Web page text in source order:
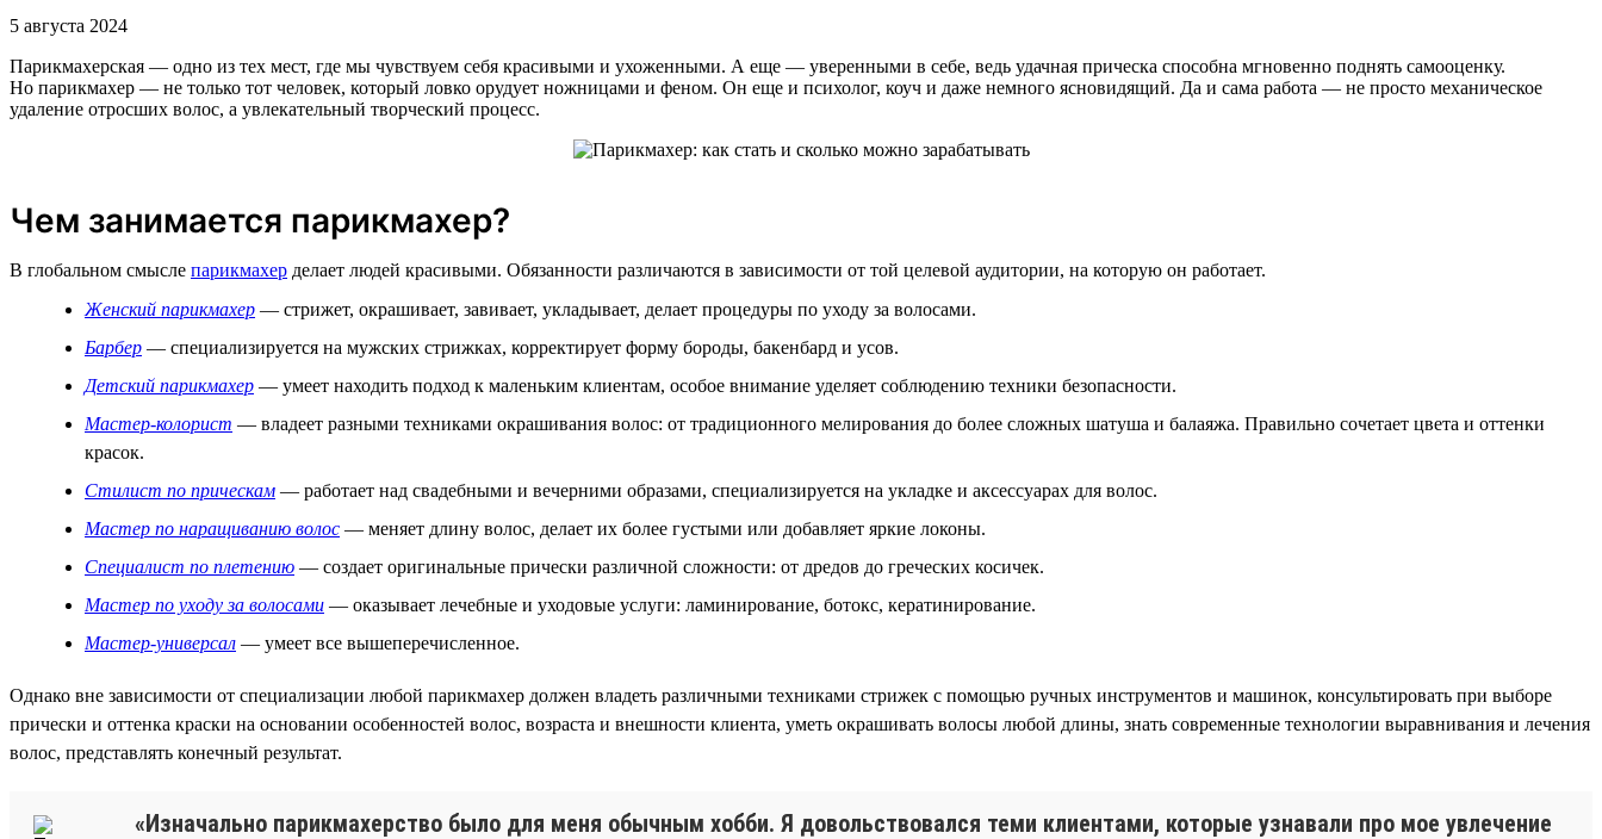
5 августа 2024
Парикмахерская — одно из тех мест, где мы чувствуем себя красивыми и ухоженными. А еще — уверенными в себе, ведь удачная прическа способна мгновенно поднять самооценку.
Но парикмахер — не только тот человек, который ловко орудует ножницами и феном. Он еще и психолог, коуч и даже немного ясновидящий. Да и сама работа — не просто механическое
удаление отросших волос, а увлекательный творческий процесс.
Чем занимается парикмахер?
В глобальном смысле парикмахер делает людей красивыми. Обязанности различаются в зависимости от той целевой аудитории, на которую он работает.
Женский парикмахер — стрижет, окрашивает, завивает, укладывает, делает процедуры по уходу за волосами.
Барбер — специализируется на мужских стрижках, корректирует форму бороды, бакенбард и усов.
Детский парикмахер — умеет находить подход к маленьким клиентам, особое внимание уделяет соблюдению техники безопасности.
Мастер-колорист — владеет разными техниками окрашивания волос: от традиционного мелирования до более сложных шатуша и балаяжа. Правильно сочетает цвета и оттенки
красок.
Стилист по прическам — работает над свадебными и вечерними образами, специализируется на укладке и аксессуарах для волос.
Мастер по наращиванию волос — меняет длину волос, делает их более густыми или добавляет яркие локоны.
Специалист по плетению — создает оригинальные прически различной сложности: от дредов до греческих косичек.
Мастер по уходу за волосами — оказывает лечебные и уходовые услуги: ламинирование, ботокс, кератинирование.
Мастер-универсал — умеет все вышеперечисленное.
Однако вне зависимости от специализации любой парикмахер должен владеть различными техниками стрижек с помощью ручных инструментов и машинок, консультировать при выборе
прически и оттенка краски на основании особенностей волос, возраста и внешности клиента, уметь окрашивать волосы любой длины, знать современные технологии выравнивания и лечения
волос, представлять конечный результат.
«Изначально парикмахерство было для меня обычным хобби. Я довольствовался теми клиентами, которые узнавали про мое увлечение